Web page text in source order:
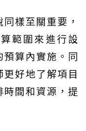
樣至關重要，
範圍來進行設
算內實施。同
好地了解項目
間和資源，提